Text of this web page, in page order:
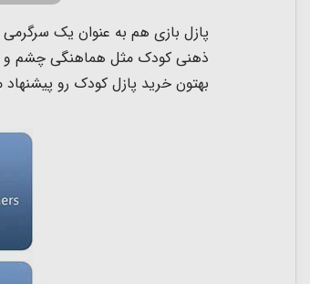
پازل بازی هم به عنوان یک
ذهنی کودک مثل هماهنگی چشم و
بهتون خرید پازل کودک رو پیشنهاد